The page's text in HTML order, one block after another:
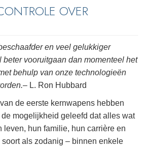
OVER
en veel gelukkiger
beter vooruitgaan dan momenteel het
behulp van onze technologieën
– L. Ron Hubbard
de eerste kernwapens hebben
mogelijkheid geleefd dat alles wat
leven, hun familie, hun carrière en
als zodanig – binnen enkele